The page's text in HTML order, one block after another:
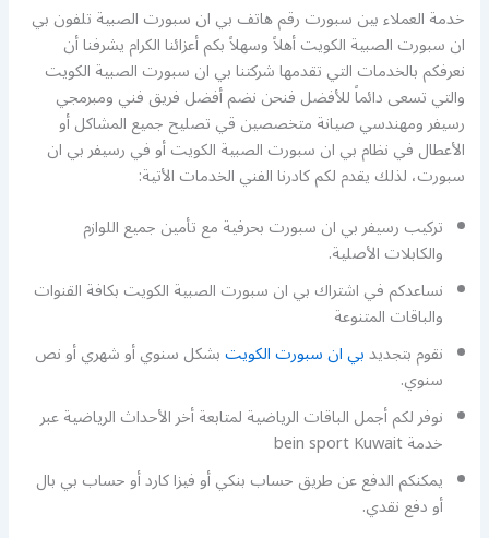
خدمة العملاء بين سبورت رقم هاتف بي ان سبورت الصبية تلفون بي
ان سبورت الصبية الكويت أهلاً وسهلاً بكم أعزائنا الكرام يشرفنا أن
نعرفكم بالخدمات التي تقدمها شركتنا بي ان سبورت الصبية الكويت
والتي تسعى دائماً للأفضل فنحن نضم أفضل فريق فني ومبرمجي
رسيفر ومهندسي صيانة متخصصين قي تصليح جميع المشاكل أو
الأعطال في نظام بي ان سبورت الصبية الكويت أو في رسيفر بي ان
سبورت، لذلك يقدم لكم كادرنا الفني الخدمات الأتية:
تركيب رسيفر بي ان سبورت بحرفية مع تأمين جميع اللوازم
والكابلات الأصلية.
نساعدكم في اشتراك بي ان سبورت الصبية الكويت بكافة القنوات
والباقات المتنوعة
نقوم بتجديدبي ان سبورت الكويتبشكل سنوي أو شهري أو نص
سنوي.
نوفر لكم أجمل الباقات الرياضية لمتابعة أخر الأحداث الرياضية عبر
خدمة bein sport Kuwait
يمكنكم الدفع عن طريق حساب بنكي أو فيزا كارد أو حساب بي بال
أو دفع نقدي.